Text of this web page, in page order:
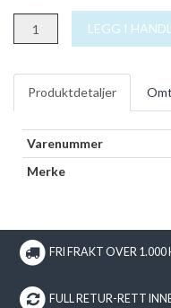
LEGG I
Produktdetaljer
Varenummer
Merke
FRI FRAKT OVER 1.000
FULL RETUR-RETT